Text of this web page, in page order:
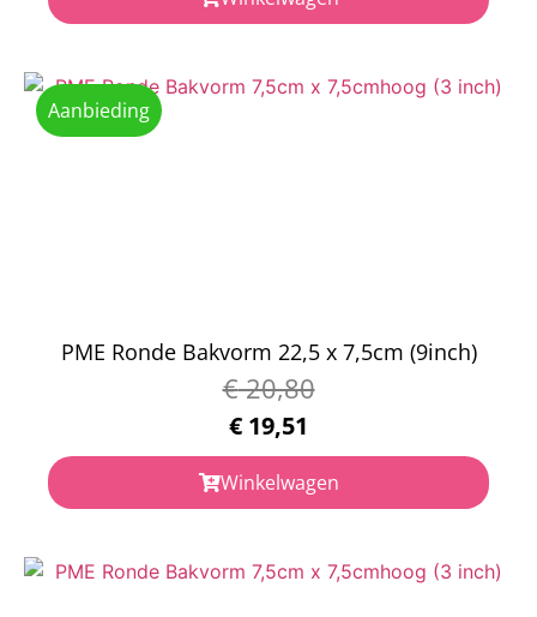
Aanbieding
PME Ronde Bakvorm 22,5 x 7,5cm (9inch)
€20,80
€ 19,51
Winkelwagen